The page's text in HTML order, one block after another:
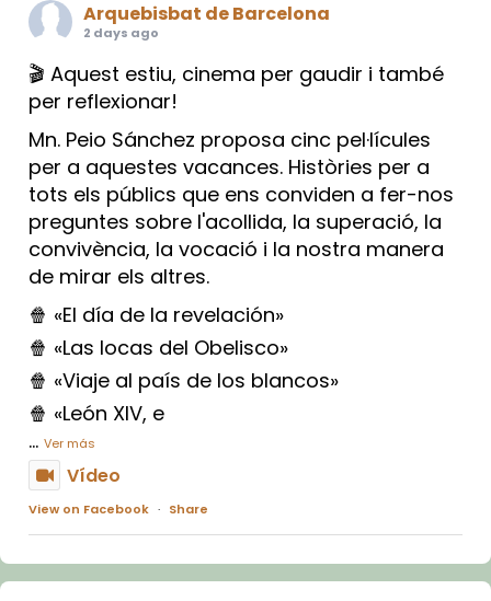
Arquebisbat de Barcelona
2 days ago
🎬 Aquest estiu, cinema per gaudir i també
per reflexionar!
Mn. Peio Sánchez proposa cinc pel·lícules
per a aquestes vacances. Històries per a
tots els públics que ens conviden a fer-nos
preguntes sobre l'acollida, la superació, la
convivència, la vocació i la nostra manera
de mirar els altres.
🍿 «El día de la revelación»
🍿 «Las locas del Obelisco»
🍿 «Viaje al país de los blancos»
🍿 «León XIV, e
... Ver más
Vídeo
View on Facebook · Share
Arquebisbat de Barcelona